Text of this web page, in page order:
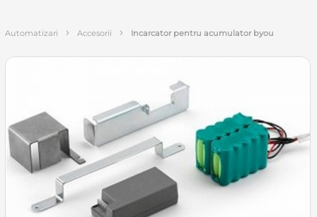
automatizari › accesorii › incarcator pentru acumulator byou